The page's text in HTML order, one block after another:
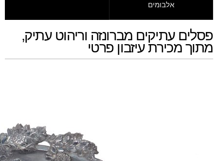
אלבומים
פסלים עתיקים מברונזה וריהוט עתיק,
מתוך מכירת עיזבון פרטי